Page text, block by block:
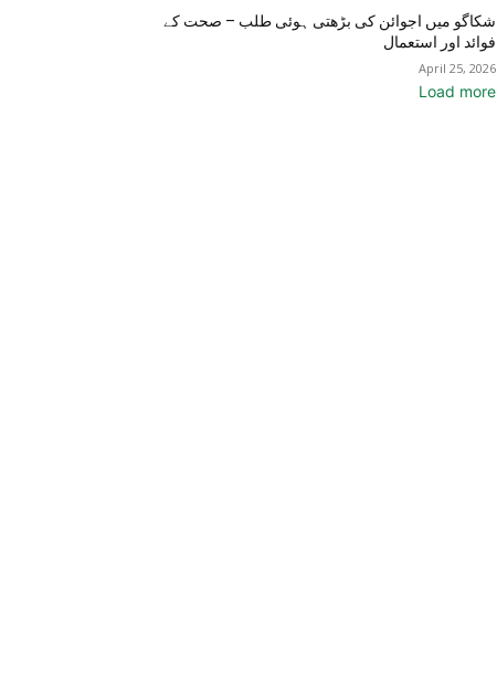
شکاگو میں اجوائن کی بڑھتی ہوئی طلب – صحت کے
فوائد اور استعمال
April 25, 2026
Load more